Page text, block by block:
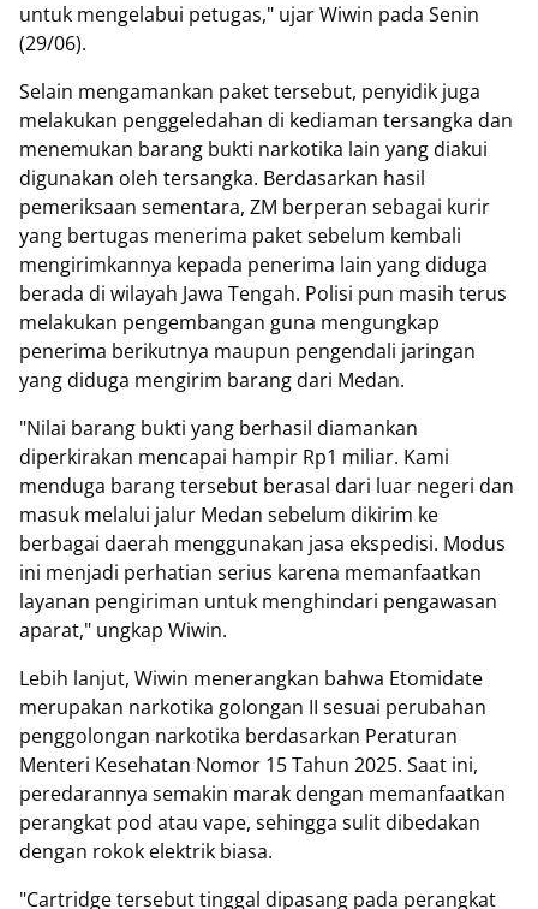
untuk mengelabui petugas," ujar Wiwin pada Senin
(29/06).
Selain mengamankan paket tersebut, penyidik juga
melakukan penggeledahan di kediaman tersangka dan
menemukan barang bukti narkotika lain yang diakui
digunakan oleh tersangka. Berdasarkan hasil
pemeriksaan sementara, ZM berperan sebagai kurir
yang bertugas menerima paket sebelum kembali
mengirimkannya kepada penerima lain yang diduga
berada di wilayah Jawa Tengah. Polisi pun masih terus
melakukan pengembangan guna mengungkap
penerima berikutnya maupun pengendali jaringan
yang diduga mengirim barang dari Medan.
"Nilai barang bukti yang berhasil diamankan
diperkirakan mencapai hampir Rp1 miliar. Kami
menduga barang tersebut berasal dari luar negeri dan
masuk melalui jalur Medan sebelum dikirim ke
berbagai daerah menggunakan jasa ekspedisi. Modus
ini menjadi perhatian serius karena memanfaatkan
layanan pengiriman untuk menghindari pengawasan
aparat," ungkap Wiwin.
Lebih lanjut, Wiwin menerangkan bahwa Etomidate
merupakan narkotika golongan II sesuai perubahan
penggolongan narkotika berdasarkan Peraturan
Menteri Kesehatan Nomor 15 Tahun 2025. Saat ini,
peredarannya semakin marak dengan memanfaatkan
perangkat pod atau vape, sehingga sulit dibedakan
dengan rokok elektrik biasa.
"Cartridge tersebut tinggal dipasang pada perangkat